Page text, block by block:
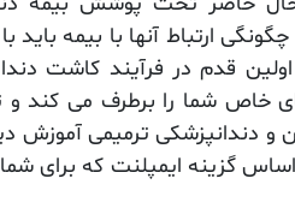
ارتباط آنها با بیمه باید
قدم در فرآیند کاشت
خاص شما را برطرف می کند و
ترمیمی آموزش
گزینه ایمپلنت که برای